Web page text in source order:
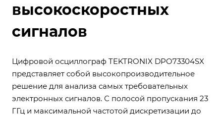
высокоскоростных
сигналов
Цифровой осциллограф TEKTRONIX DPO73304SX
представляет собой высокопроизводительное
решение для анализа самых требовательных
электронных сигналов. С полосой пропускания 23
ГГц и максимальной частотой дискретизации до